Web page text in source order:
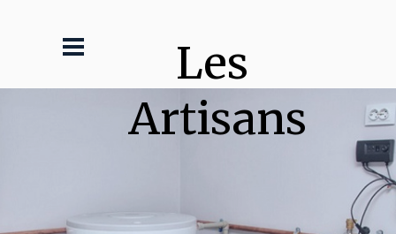
Les
Artisans